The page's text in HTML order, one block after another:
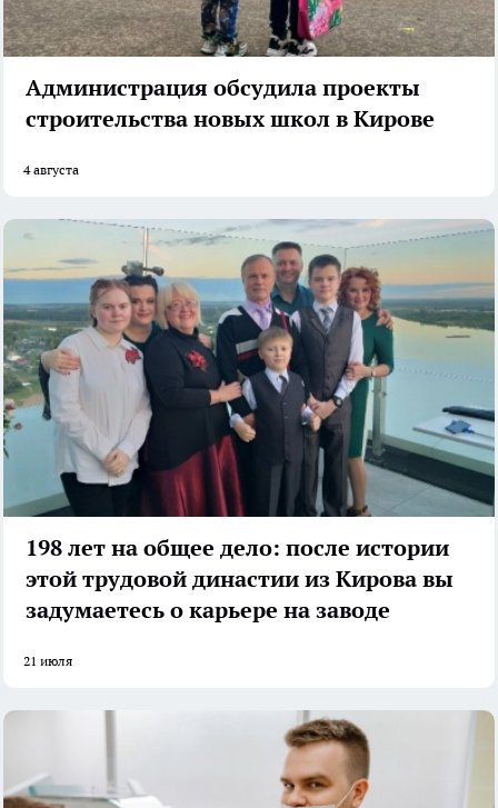
Администрация обсудила проекты
строительства новых школ в Кирове
4 августа
198 лет на общее дело: после истории
этой трудовой династии из Кирова вы
задумаетесь о карьере на заводе
21 июля